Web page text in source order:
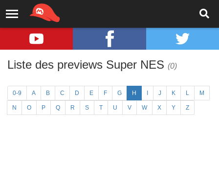
Liste des previews Super NES (0)
0-9 A B C D E F G H J K L M
N O P Q R S T U V W X Y Z